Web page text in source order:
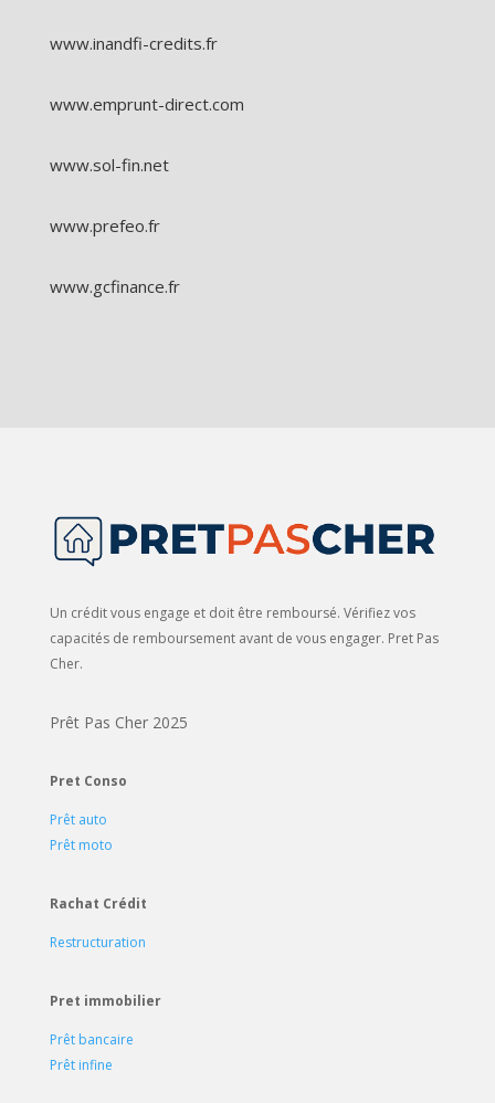
www.inandfi-credits.fr
www.emprunt-direct.com
www.sol-fin.net
www.prefeo.fr
www.gcfinance.fr
Un crédit vous engage et doit être remboursé. Vérifiez vos
capacités de remboursement avant de vous engager. Pret Pas
Cher.
Prêt Pas Cher 2025
Pret Conso
Prêt auto
Prêt moto
Rachat Crédit
Restructuration
Pret immobilier
Prêt bancaire
Prêt infine